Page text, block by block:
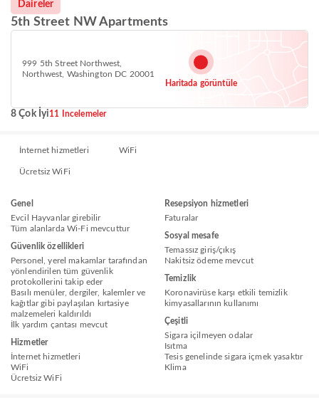
Daireler
5th Street NW Apartments
999 5th Street Northwest,
Northwest, Washington DC 20001
Haritada görüntüle
8 Çok İyi11 Incelemeler
İnternet hizmetleri WiFi
Ücretsiz WiFi
Genel
Evcil Hayvanlar girebilir
Tüm alanlarda Wi-Fi mevcuttur
Güvenlik özellikleri
Personel, yerel makamlar tarafından
yönlendirilen tüm güvenlik
protokollerini takip eder
Basılı menüler, dergiler, kalemler ve
kağıtlar gibi paylaşılan kırtasiye
malzemeleri kaldırıldı
İlk yardım çantası mevcut
Hizmetler
İnternet hizmetleri
WiFi
Ücretsiz WiFi
Resepsiyon hizmetleri
Faturalar
Sosyal mesafe
Temassız giriş/çıkış
Nakitsiz ödeme mevcut
Temizlik
Koronavirüse karşı etkili temizlik
kimyasallarının kullanımı
Çeşitli
Sigara içilmeyen odalar
Isıtma
Tesis genelinde sigara içmek yasaktır
Klima